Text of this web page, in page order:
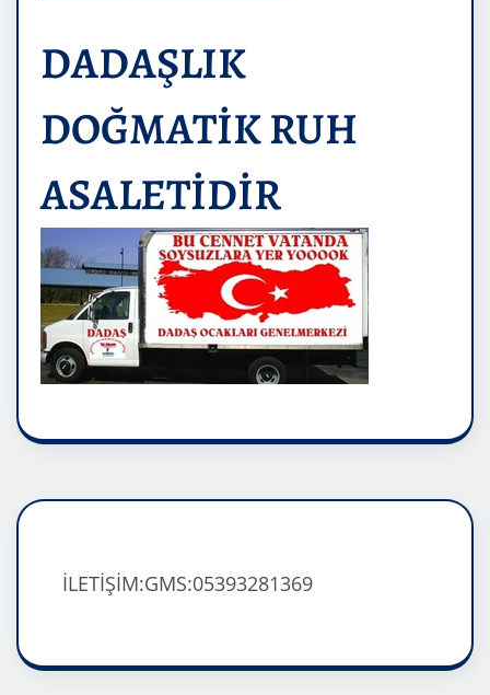
DADAŞLIK
DOĞMATİK RUH
ASALETİDİR
İLETİŞİM:GMS:05393281369